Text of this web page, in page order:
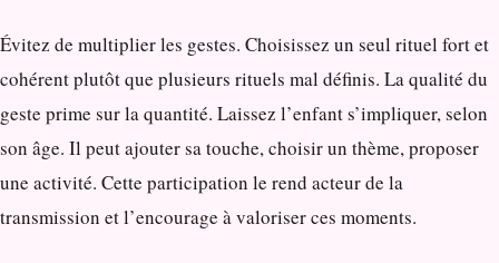
Évitez de multiplier les gestes. Choisissez un seul rituel fort et
cohérent plutôt que plusieurs rituels mal définis. La qualité du
geste prime sur la quantité. Laissez l’enfant s’impliquer, selon
son âge. Il peut ajouter sa touche, choisir un thème, proposer
une activité. Cette participation le rend acteur de la
transmission et l’encourage à valoriser ces moments.